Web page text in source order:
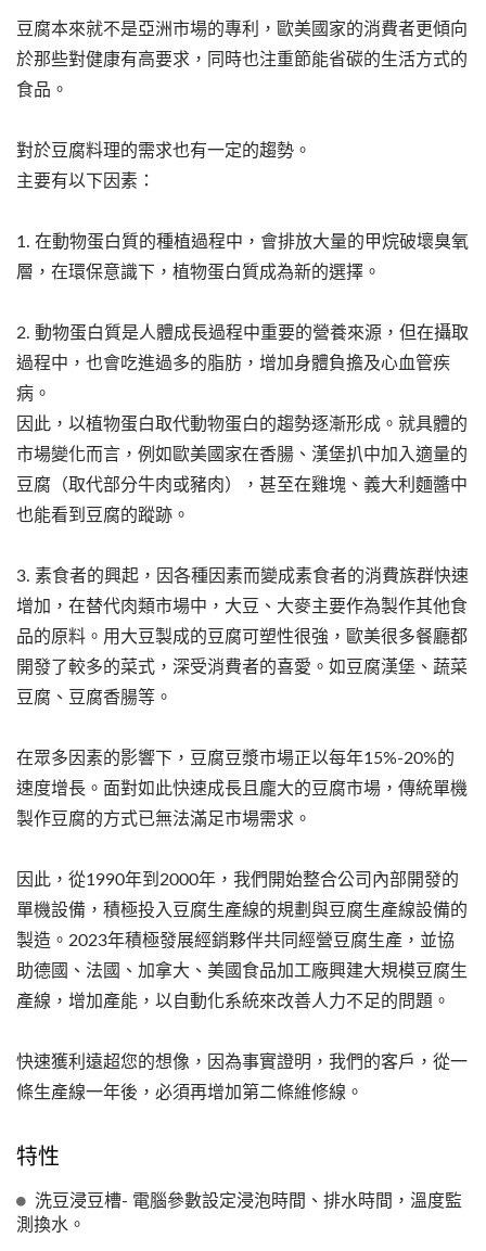
豆腐本來就不是亞洲市場的專利，歐美國家的消費者更傾向
於那些對健康有高要求，同時也注重節能省碳的生活方式的
食品。
對於豆腐料理的需求也有一定的趨勢。
主要有以下因素：
1. 在動物蛋白質的種植過程中，會排放大量的甲烷破壞臭氧
層，在環保意識下，植物蛋白質成為新的選擇。
2. 動物蛋白質是人體成長過程中重要的營養來源，但在攝取
過程中，也會吃進過多的脂肪，增加身體負擔及心血管疾
病。
因此，以植物蛋白取代動物蛋白的趨勢逐漸形成。就具體的
市場變化而言，例如歐美國家在香腸、漢堡扒中加入適量的
豆腐（取代部分牛肉或豬肉），甚至在雞塊、義大利麵醬中
也能看到豆腐的蹤跡。
3. 素食者的興起，因各種因素而變成素食者的消費族群快速
增加，在替代肉類市場中，大豆、大麥主要作為製作其他食
品的原料。用大豆製成的豆腐可塑性很強，歐美很多餐廳都
開發了較多的菜式，深受消費者的喜愛。如豆腐漢堡、蔬菜
豆腐、豆腐香腸等。
在眾多因素的影響下，豆腐豆漿市場正以每年15%-20%的
速度增長。面對如此快速成長且龐大的豆腐市場，傳統單機
製作豆腐的方式已無法滿足市場需求。
因此，從1990年到2000年，我們開始整合公司內部開發的
單機設備，積極投入豆腐生產線的規劃與豆腐生產線設備的
製造。2023年積極發展經銷夥伴共同經營豆腐生產，並協
助德國、法國、加拿大、美國食品加工廠興建大規模豆腐生
產線，增加產能，以自動化系統來改善人力不足的問題。
快速獲利遠超您的想像，因為事實證明，我們的客戶，從一
條生產線一年後，必須再增加第二條維修線。
特性
洗豆浸豆槽- 電腦參數設定浸泡時間、排水時間，溫度監
測換水。